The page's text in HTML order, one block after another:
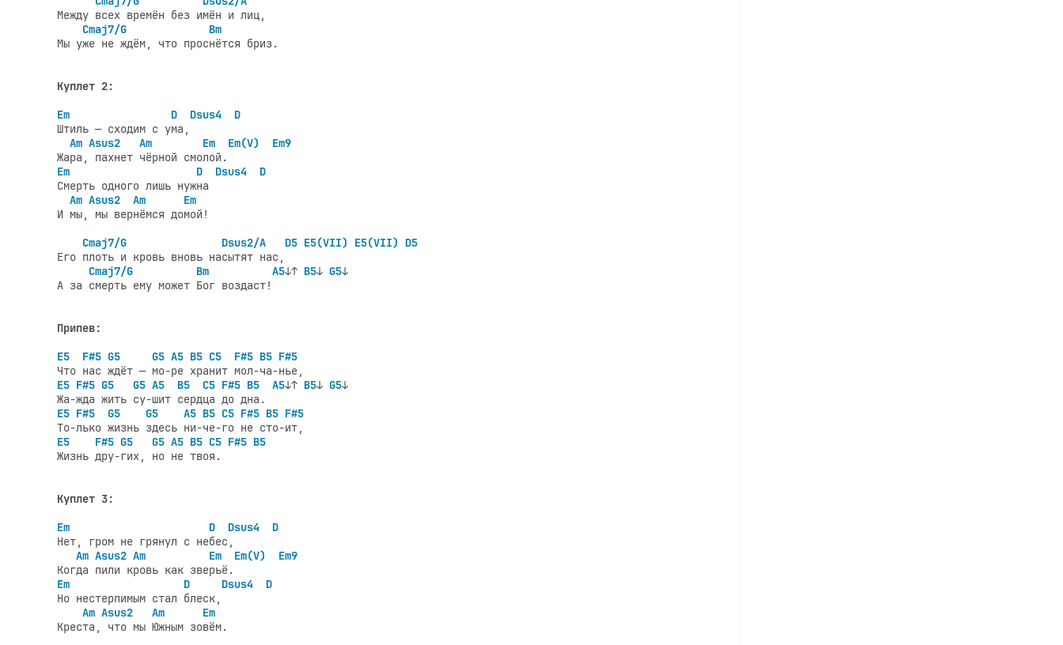
Между всех времён без имён и лиц,
Cmaj7/G             Bm
Мы уже не ждём, что проснётся бриз.
Куплет 2:
Em                D  Dsus4  D
Штиль — сходим с ума,
Am Asus2   Am        Em  Em(V)  Em9
Em                    D  Dsus4  D
Смерть одного лишь нужна
Am Asus2  Am      Em
И мы, мы вернёмся домой!
Cmaj7/G               Dsus2/A   D5 E5(VII) E5(VII) D5
Его плоть и кровь вновь насытят нас,
Cmaj7/G
Bm A5↓↑ B5↓ G5↓
А за смерть ему может Бог воздаст!
Припев:
E5  F#5 G5     G5 A5 B5 C5  F#5 B5 F#5
E5 F#5 G5   G5 A5  B5  C5 F#5 B5
A5↓↑ B5↓ G5↓
E5 F#5  G5    G5    A5 B5 C5 F#5 B5 F#5
E5    F#5 G5   G5 A5 B5 C5 F#5 B5
Жизнь дру-гих, но не твоя.
Куплет 3:
Em                      D  Dsus4  D
Нет, гром не грянул с небес,
Am Asus2 Am          Em  Em(V)  Em9
Em                  D     Dsus4  D
Но нестерпимым стал блеск,
Am Asus2   Am      Em
Креста, что мы Южным зовём.